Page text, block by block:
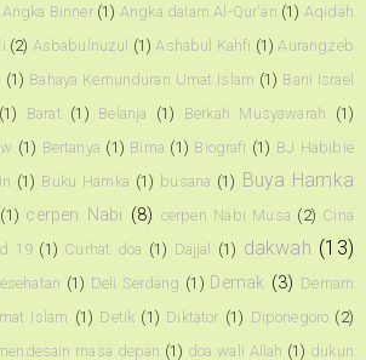
Angka Binner (1) Angka dalam Al-Qur'an (1) Aqidah
(2) Asbabulnuzul (1) Ashabul Kahfi (1) Aurangzeb
(1) Bahaya Kemunduran Umat Islam (1) Bani Israel
(1) Barat (1) Belanja (1) Berkah Musyawarah
(1)
(1) Bertanya (1) Bima (1) Biografi (1) BJ Habibie
(1) Buku Hamka (1) busana (1) Buya Hamka
(1) cerpen Nabi (8) cerpen Nabi Musa (2) Cina
19 (1) Curhat doa (1) Dajjal (1) dakwah (13)
(1) Deli Serdang (1) Demak (3) Demam
Islam (1) Detik (1) Diktator (1) Diponegoro (2)
masa depan (1) doa wali Allah (1) dukun